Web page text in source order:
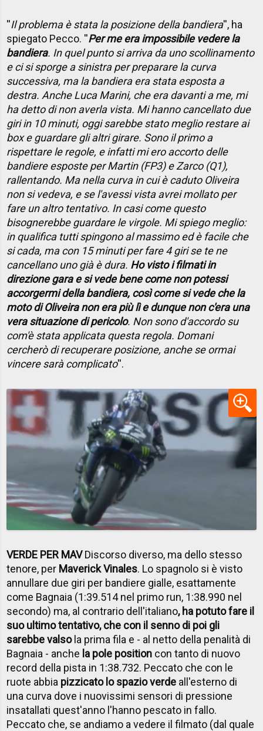
''Il problema è stata la posizione della bandiera'', ha
spiegato Pecco. ''Per me era impossibile vedere la
bandiera. In quel punto si arriva da uno scollinamento
e ci si sporge a sinistra per preparare la curva
successiva, ma la bandiera era stata esposta a
destra. Anche Luca Marini, che era davanti a me, mi
ha detto di non averla vista. Mi hanno cancellato due
giri in 10 minuti, oggi sarebbe stato meglio restare ai
box e guardare gli altri girare. Sono il primo a
rispettare le regole, e infatti mi ero accorto delle
bandiere esposte per Martin (FP3) e Zarco (Q1),
rallentando. Ma nella curva in cui è caduto Oliveira
non si vedeva, e se l'avessi vista avrei mollato per
fare un altro tentativo. In casi come questo
bisognerebbe guardare le virgole. Mi spiego meglio:
in qualifica tutti spingono al massimo ed è facile che
si cada, ma con 15 minuti per fare 4 giri se te ne
cancellano uno già è dura. Ho visto i filmati in
direzione gara e si vede bene come non potessi
accorgermi della bandiera, così come si vede che la
moto di Oliveira non era più lì e dunque non c'era una
vera situazione di pericolo. Non sono d'accordo su
com'è stata applicata questa regola. Domani
cercherò di recuperare posizione, anche se ormai
vincere sarà complicato''.
VERDE PER MAVDiscorso diverso, ma dello stesso
tenore, per Maverick Vinales. Lo spagnolo si è visto
annullare due giri per bandiere gialle, esattamente
come Bagnaia (1:39.514 nel primo run, 1:38.990 nel
secondo) ma, al contrario dell'italiano, ha potuto fare il
suo ultimo tentativo, che con il senno di poi gli
sarebbe valsola prima fila e - al netto della penalità di
Bagnaia - anche la pole position con tanto di nuovo
record della pista in 1:38.732. Peccato che con le
ruote abbia pizzicato lo spazio verde all'esterno di
una curva dove i nuovissimi sensori di pressione
insatallati quest'anno l'hanno pescato in fallo.
Peccato che, se andiamo a vedere il filmato (dal quale